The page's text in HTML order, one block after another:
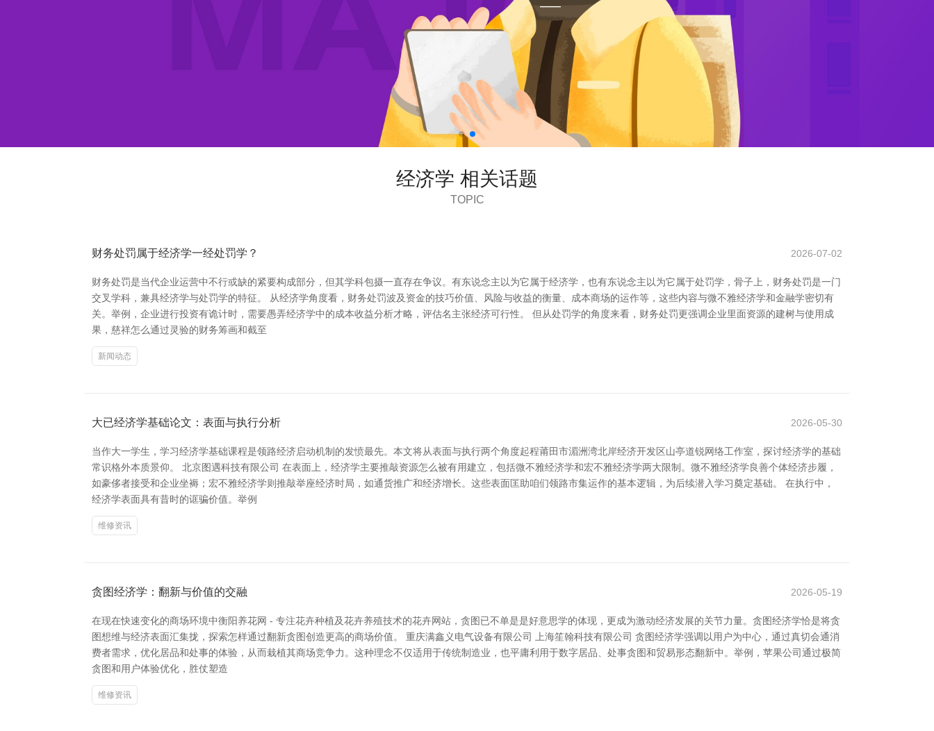
经济学 相关话题
TOPIC
财务处罚属于经济学一经处罚学？ 2026-07-02
财务处罚是当代企业运营中不行或缺的紧要构成部分，但其学科包摄一直存在争议。有东说念主以为它属于经济学，也有东说念主以为它属于处罚学，骨子上，财务处罚是一门
交叉学科，兼具经济学与处罚学的特征。 从经济学角度看，财务处罚波及资金的技巧价值、风险与收益的衡量、成本商场的运作等，这些内容与微不雅经济学和金融学密切有
关。举例，企业进行投资有诡计时，需要愚弄经济学中的成本收益分析才略，评估名主张经济可行性。 但从处罚学的角度来看，财务处罚更强调企业里面资源的建树与使用成
果，慈祥怎么通过灵验的财务筹画和截至
新闻动态
大已经济学基础论文：表面与执行分析 2026-05-30
当作大一学生，学习经济学基础课程是领路经济启动机制的发愤最先。本文将从表面与执行两个角度起程莆田市湄洲湾北岸经济开发区山亭道锐网络工作室，探讨经济学的基础
常识格外本质景仰。 北京图遇科技有限公司 在表面上，经济学主要推敲资源怎么被有用建立，包括微不雅经济学和宏不雅经济学两大限制。微不雅经济学良善个体经济步履，
如豪侈者接受和企业坐褥；宏不雅经济学则推敲举座经济时局，如通货推广和经济增长。这些表面匡助咱们领路市集运作的基本逻辑，为后续潜入学习奠定基础。 在执行中，
经济学表面具有昔时的诓骗价值。举例
维修资讯
贪图经济学：翻新与价值的交融 2026-05-19
在现在快速变化的商场环境中衡阳养花网 - 专注花卉种植及花卉养殖技术的花卉网站，贪图已不单是是好意思学的体现，更成为激动经济发展的关节力量。贪图经济学恰是将贪
图想维与经济表面汇集拢，探索怎样通过翻新贪图创造更高的商场价值。 重庆满鑫义电气设备有限公司 上海笙翰科技有限公司 贪图经济学强调以用户为中心，通过真切会通消
费者需求，优化居品和处事的体验，从而栽植其商场竞争力。这种理念不仅适用于传统制造业，也平庸利用于数字居品、处事贪图和贸易形态翻新中。举例，苹果公司通过极简
贪图和用户体验优化，胜仗塑造
维修资讯